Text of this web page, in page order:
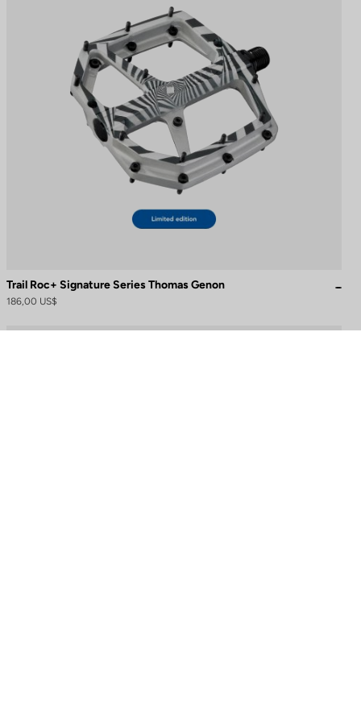
Trail Roc+ Signature Series Thomas Genon
186,00 US$
tus preferencias para controlar cómo se maneja tu información.